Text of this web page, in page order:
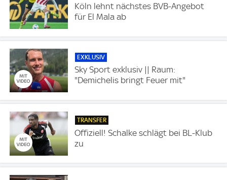
Köln lehnt nächstes BVB-Angebot
für El Mala ab
EXKLUSIV
Sky Sport exklusiv || Raum:
"Demichelis bringt Feuer mit"
TRANSFER
Offiziell! Schalke schlägt bei BL-Klub
zu